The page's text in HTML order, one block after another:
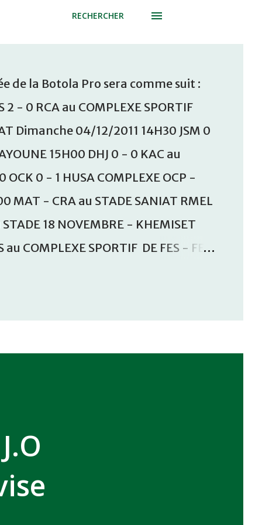
RECHERCHER
de la Botola Pro sera comme suit :
- 0 RCA au COMPLEXE SPORTIF
Dimanche 04/12/2011 14H30 JSM 0
15H00 DHJ 0 - 0 KAC au
OCK 0 - 1 HUSA COMPLEXE OCP -
MAT - CRA au STADE SANIAT RMEL
18 NOVEMBRE - KHEMISET
COMPLEXE SPORTIF DE FES - FES